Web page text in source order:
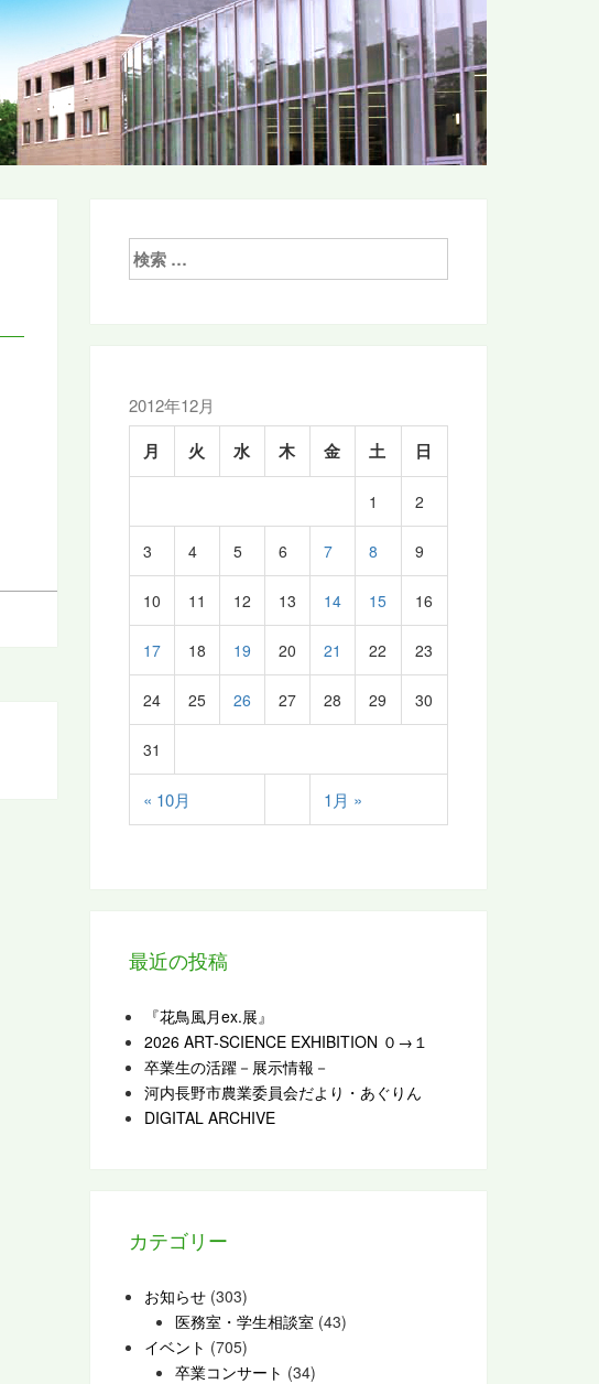
検
索:
2012年12月
月 火 水 木 金 土 日
« 10月 1月 »
1 2
3 4 5 6 7 8 9
10 11 12 13 14 15 16
17 18 19 20 21 22 23
24 25 26 27 28 29 30
31
最近の投稿
『花鳥風月ex.展』
2026 ART-SCIENCE EXHIBITION ０→１
卒業生の活躍－展示情報－
河内長野市農業委員会だより・あぐりん
DIGITAL ARCHIVE
カテゴリー
お知らせ (303)
医務室・学生相談室 (43)
イベント (705)
卒業コンサート (34)